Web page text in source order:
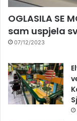
OGLASILA SE
sam uspjela
07/12/2023